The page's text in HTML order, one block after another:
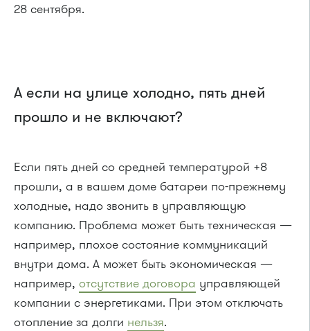
28 сентября.
А если на улице холодно, пять дней
прошло и не включают?
Если пять дней со средней температурой +8
прошли, а в вашем доме батареи по-прежнему
холодные, надо звонить в управляющую
компанию. Проблема может быть техническая —
например, плохое состояние коммуникаций
внутри дома. А может быть экономическая —
например, отсутствие договора управляющей
компании с энергетиками. При этом отключать
отопление за долги нельзя.